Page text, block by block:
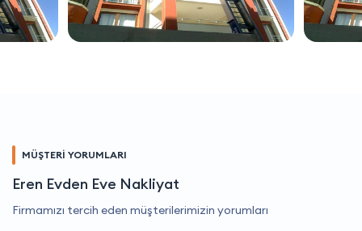
MÜŞTERİ YORUMLARI
Eren Evden Eve Nakliyat
Firmamızı tercih eden müşterilerimizin yorumları